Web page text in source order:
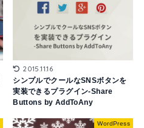
2015.11.16
シンプルでクールなSNSボタンを
実装できるプラグイン-Share
Buttons by AddToAny
WordPress